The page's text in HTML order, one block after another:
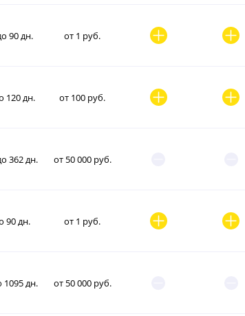
90 дн. от 1 руб.
120 дн. от 100 руб.
362 дн. от 50 000 руб.
90 дн. от 1 руб.
1095 дн. от 50 000 руб.